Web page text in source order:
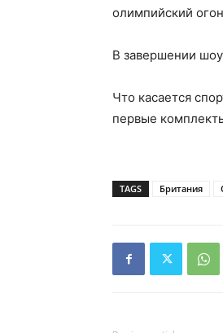
олимпийский
В завершении
Что касается
первые
TAGS Британия